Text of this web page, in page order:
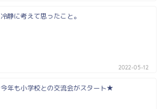
冷静に考えて思ったこと。
2022-05-12
今年も小学校との交流会がスタート★